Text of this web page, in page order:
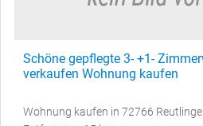
Schöne gepflegte 3- +1-
verkaufen Wohnung kaufen
Wohnung kaufen in 72766